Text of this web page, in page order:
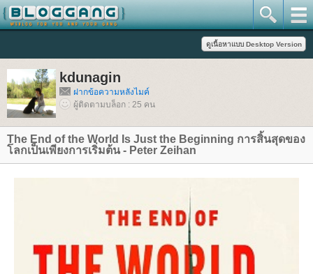
kdunagin
ฝากข้อความหลังไมค์
ผู้ติดตามบล็อก : 25 คน
The End of the World Is Just the Beginning การสิ้นสุดของ
ลกเป็นเพียงการเริ่มต้น - Peter Zeihan